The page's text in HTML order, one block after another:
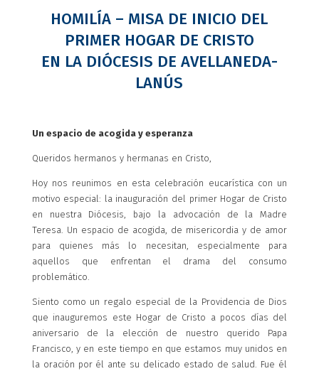
HOMILÍA – MISA DE INICIO DEL
PRIMER HOGAR DE CRISTO
EN LA DIÓCESIS DE AVELLANEDA-
LANÚS
Un espacio de acogida y esperanza
Queridos hermanos y hermanas en Cristo,
Hoy nos reunimos en esta celebración eucarística con un
motivo especial: la inauguración del primer Hogar de Cristo
en nuestra Diócesis, bajo la advocación de la Madre
Teresa. Un espacio de acogida, de misericordia y de amor
para quienes más lo necesitan, especialmente para
aquellos que enfrentan el drama del consumo
problemático.
Siento como un regalo especial de la Providencia de Dios
que inauguremos este Hogar de Cristo a pocos días del
aniversario de la elección de nuestro querido Papa
Francisco, y en este tiempo en que estamos muy unidos en
la oración por él ante su delicado estado de salud. Fue él